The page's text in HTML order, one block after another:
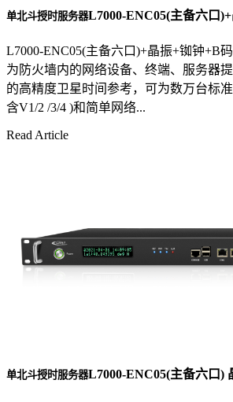
单北斗授时服务器L7000-ENC05(主备六口
L7000-ENC05(主备六口)+晶振+铷钟+B
为防火墙内的网络设备、终端、服务器
的高精度卫星时间参考，可为数万台标
含V1/2 /3/4 )和简单网络...
Read Article
单北斗授时服务器L7000-ENC05(主备六口)